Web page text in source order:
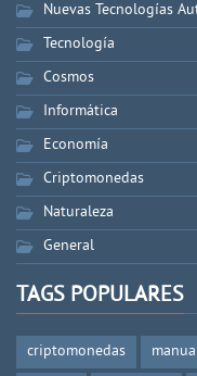
Nuevas Tecnologías
Tecnología
Cosmos
Informática
Economía
Criptomonedas
Naturaleza
General
TAGS POPULARES
criptomonedas